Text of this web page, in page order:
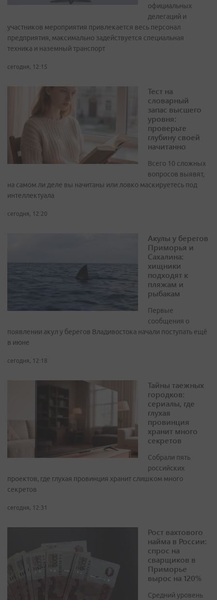
официальных
делегаций и
участников мероприятия привлекается весь персонал
предприятия, максимально задействуется специальная
техника и наземный транспорт
сегодня, 12:15
Тест на
словарный
запас высшего
уровня:
проверьте
глубину своей
начитанно
Всего 10 сложных
вопросов выявят,
на самом ли деле вы начитаны или ловко маскируетесь под
интеллектуала
сегодня, 12:20
Акулы у берегов
Приморья и
Сахалина:
хищники
подходят к
пляжам и
рыбакам
Первые
сообщения о
появлении акул у берегов Владивостока начали поступать ещё
в июне
сегодня, 12:18
Тайны таежных
городков:
сериалы, где
глухая
провинция
хранит много
секретов
Собрали пять
российских
проектов, где глухая провинция хранит слишком много
секретов
сегодня, 12:31
Рост вахтового
найма в России:
спрос на
сварщиков в
Приморье
вырос на 120%
Средний уровень